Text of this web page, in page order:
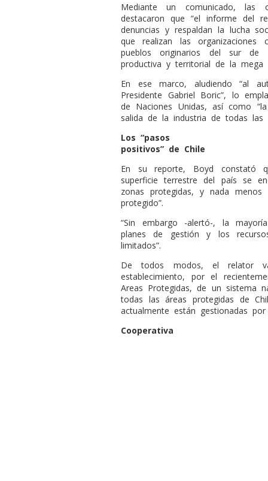
Mediante un comunicado, las
destacaron que “el informe del
denuncias y respaldan la lucha
que realizan las organizaciones
pueblos originarios del sur de
productiva y territorial de la mega
En ese marco, aludiendo “al
Presidente Gabriel Boric”, lo
de Naciones Unidas, así como
salida de la industria de todas las
Los “pasos
positivos” de Chile
En su reporte, Boyd constató
superficie terrestre del país se
zonas protegidas, y nada
protegido”.
“Sin embargo -alertó-, la
planes de gestión y los
limitados”.
De todos modos, el relator
establecimiento, por el
Areas Protegidas, de un sistema
todas las áreas protegidas de
actualmente están gestionadas
Cooperativa